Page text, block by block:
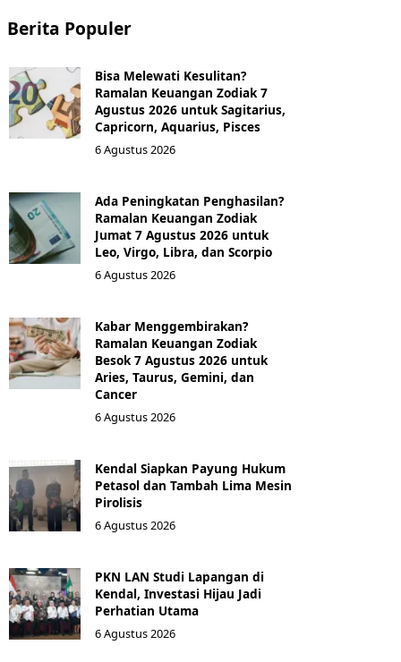
Berita Populer
Bisa Melewati Kesulitan?
Ramalan Keuangan Zodiak 7
Agustus 2026 untuk Sagitarius,
Capricorn, Aquarius, Pisces
6 Agustus 2026
Ada Peningkatan Penghasilan?
Ramalan Keuangan Zodiak
Jumat 7 Agustus 2026 untuk
Leo, Virgo, Libra, dan Scorpio
6 Agustus 2026
Kabar Menggembirakan?
Ramalan Keuangan Zodiak
Besok 7 Agustus 2026 untuk
Aries, Taurus, Gemini, dan
Cancer
6 Agustus 2026
Kendal Siapkan Payung Hukum
Petasol dan Tambah Lima Mesin
Pirolisis
6 Agustus 2026
PKN LAN Studi Lapangan di
Kendal, Investasi Hijau Jadi
Perhatian Utama
6 Agustus 2026